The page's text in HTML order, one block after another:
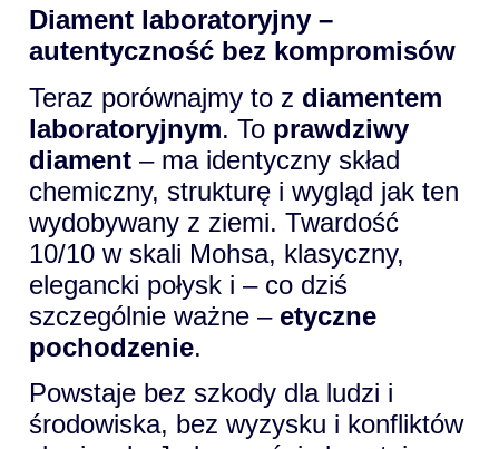
Diament laboratoryjny –
autentyczność bez kompromisów
Teraz porównajmy to z diamentem
laboratoryjnym. To prawdziwy
diament – ma identyczny skład
chemiczny, strukturę i wygląd jak ten
wydobywany z ziemi. Twardość
10/10 w skali Mohsa, klasyczny,
elegancki połysk i – co dziś
szczególnie ważne – etyczne
pochodzenie.
Powstaje bez szkody dla ludzi i
środowiska, bez wyzysku i konfliktów